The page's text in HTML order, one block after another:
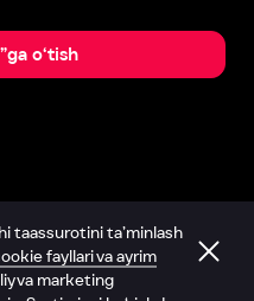
o‘tish
taassurotini ta’minlash
fayllari va ayrim
va marketing